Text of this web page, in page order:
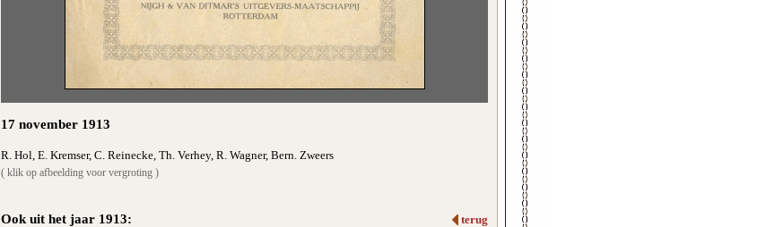
17 november 1913
R. Hol, E. Kremser, C. Reinecke, Th. Verhey, R. Wagner, Bern. Zweers
( klik op afbeelding voor vergroting )
terug
Ook uit het jaar 1913: